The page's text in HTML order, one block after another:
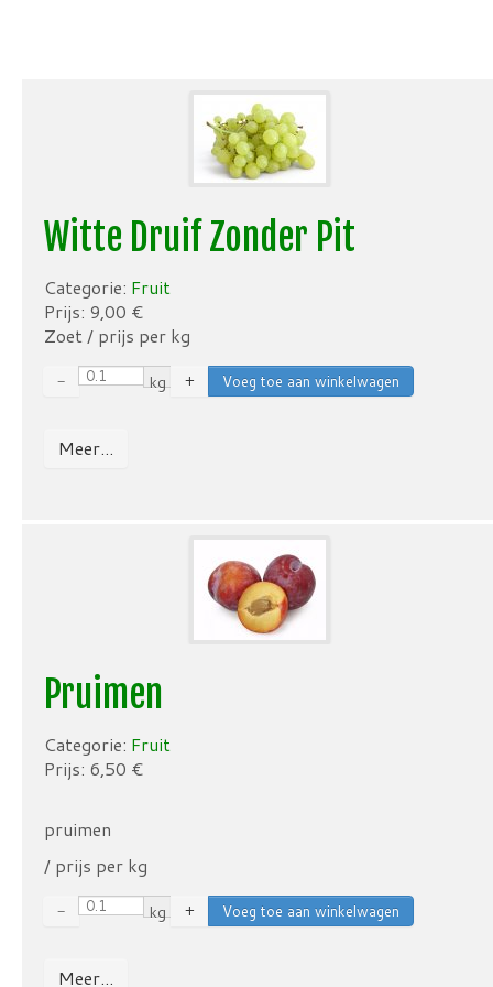
Witte Druif Zonder Pit
Categorie: Fruit
Prijs: 9,00 €
Zoet / prijs per kg
− kg +
Meer...
Pruimen
Categorie: Fruit
Prijs: 6,50 €
pruimen
/ prijs per kg
− kg +
Meer...